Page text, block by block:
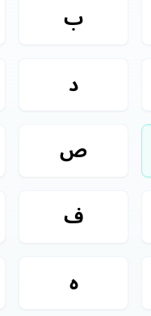
ب
د
ص
ف
ه